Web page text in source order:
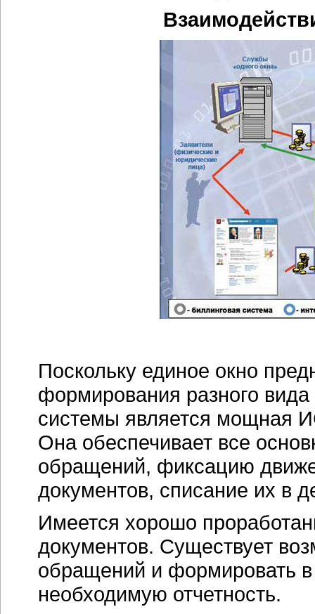
Поскольку единое окно
формирования разного
системы является мощная
Она обеспечивает все
обращений, фиксацию
документов, списание их в
Имеется хорошо
документов. Существует
обращений и формировать
необходимую отчетность.